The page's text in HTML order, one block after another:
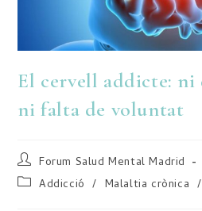
El cervell addicte:
ni falta de voluntat
Forum Salud Mental Madrid
Addicció / Malaltia crònica /